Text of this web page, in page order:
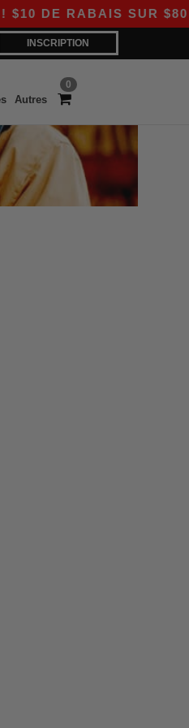
DE RABAIS SUR $80
INSCRIPTION
0
Autres